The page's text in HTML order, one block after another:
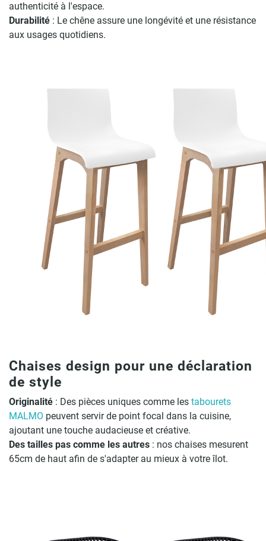
authenticité à l'espace.
Durabilité : Le chêne assure une longévité et une résistance
aux usages quotidiens.
Chaises design pour une déclaration
de style
Originalité : Des pièces uniques comme les tabourets
MALMO peuvent servir de point focal dans la cuisine,
ajoutant une touche audacieuse et créative.
Des tailles pas comme les autres : nos chaises mesurent
65cm de haut afin de s'adapter au mieux à votre îlot.